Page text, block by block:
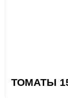
ТОМАТЫ